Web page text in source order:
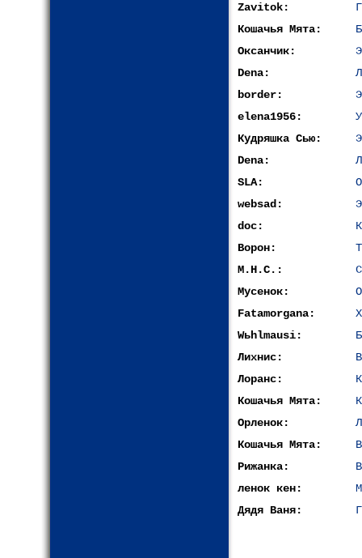
Zavitok:
Кошачья Мята:
Оксанчик:
Dena:
border:
elena1956:
Кудряшка Сью:
Dena:
SLA:
websad:
doc:
Ворон:
М.Н.С.:
Мусенок:
Fatamorgana:
Wьhlmausi:
Лихнис:
Лоранс:
Кошачья Мята:
Орленок:
Кошачья Мята:
Рижанка:
ленок кен:
Дядя Ваня: